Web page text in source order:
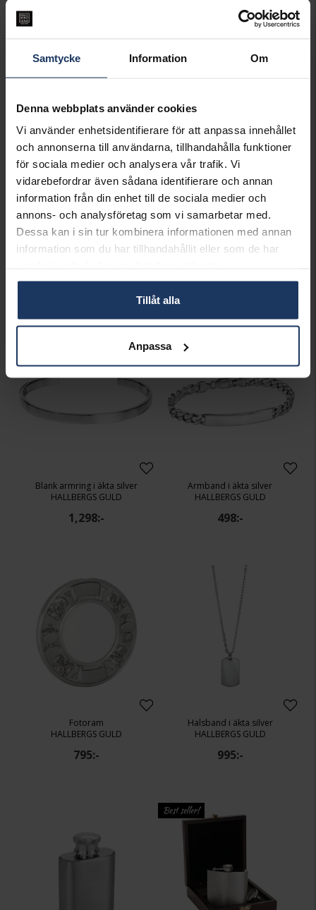
Samtycke Information Om
Denna webbplats använder cookies
Vi använder enhetsidentifierare för att anpassa innehållet
och annonserna till användarna, tillhandahålla funktioner
för sociala medier och analysera vår trafik. Vi
vidarebefordrar även sådana identifierare och annan
information från din enhet till de sociala medier och
annons- och analysföretag som vi samarbetar med.
Dessa kan i sin tur kombinera informationen med annan
information som du har tillhandahållit eller som de har
Tillåt alla
Anpassa
Dopsked Prins
AB GENSE
Flaggstång
498:-
Fotoram
295:-
Blank armring i äkta silver
HALLBERGS GULD
1,298:-
Armband i äkta silver
HALLBERGS GULD
498:-
Fotoram
HALLBERGS GULD
795:-
Halsband i äkta silver
HALLBERGS GULD
995:-
Best seller!